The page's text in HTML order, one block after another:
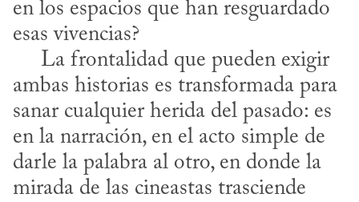
en los espacios que han resguardado
esas vivencias?
ambas historias es transformada para
sanar cualquier herida del pasado: es
en la narración, en el acto simple de
darle la palabra al otro, en donde la
mirada de las cineastas trasciende